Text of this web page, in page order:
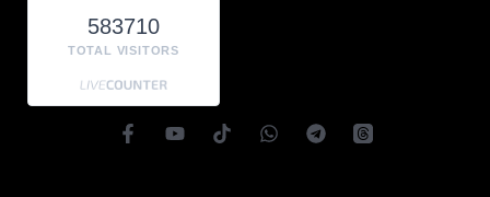
583710
TOTAL VISITORS